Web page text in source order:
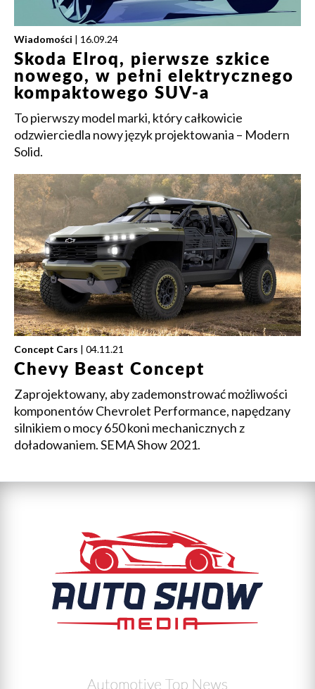
Wiadomości | 16.09.24
Skoda Elroq, pierwsze szkice
nowego, w pełni elektrycznego
kompaktowego SUV-a
To pierwszy model marki, który całkowicie
odzwierciedla nowy język projektowania – Modern
Solid.
Concept Cars | 04.11.21
Chevy Beast Concept
Zaprojektowany, aby zademonstrować możliwości
komponentów Chevrolet Performance, napędzany
silnikiem o mocy 650 koni mechanicznych z
doładowaniem. SEMA Show 2021.